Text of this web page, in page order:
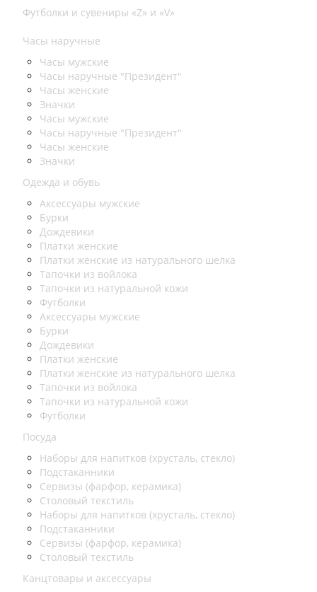
Футболки и сувениры «Z» и «V»
Часы наручные
Часы мужские
Часы наручные "Президент"
Часы женские
Значки
Часы мужские
Часы наручные "Президент"
Часы женские
Значки
Одежда и обувь
Аксессуары мужские
Бурки
Дождевики
Платки женские
Платки женские из натурального шелка
Тапочки из войлока
Тапочки из натуральной кожи
Футболки
Аксессуары мужские
Бурки
Дождевики
Платки женские
Платки женские из натурального шелка
Тапочки из войлока
Тапочки из натуральной кожи
Футболки
Посуда
Наборы для напитков (хрусталь, стекло)
Подстаканники
Сервизы (фарфор, керамика)
Столовый текстиль
Наборы для напитков (хрусталь, стекло)
Подстаканники
Сервизы (фарфор, керамика)
Столовый текстиль
Канцтовары и аксессуары